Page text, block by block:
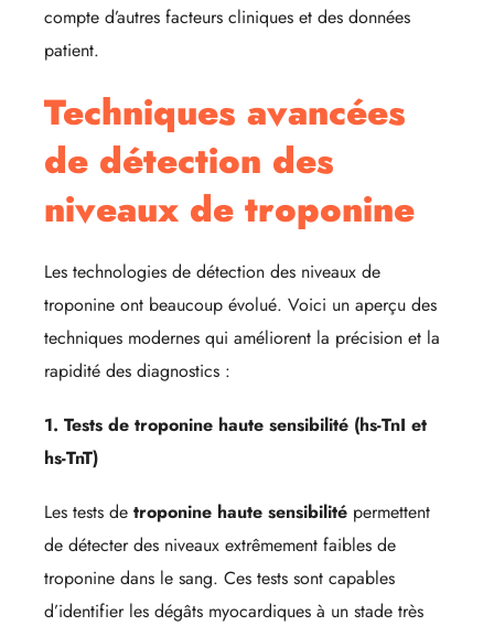
compte d’autres facteurs cliniques et des données
patient.
Techniques avancées
de détection des
niveaux de troponine
Les technologies de détection des niveaux de
troponine ont beaucoup évolué. Voici un aperçu des
techniques modernes qui améliorent la précision et la
rapidité des diagnostics :
1. Tests de troponine haute sensibilité (hs-TnI et
hs-TnT)
Les tests de troponine haute sensibilité permettent
de détecter des niveaux extrêmement faibles de
troponine dans le sang. Ces tests sont capables
d’identifier les dégâts myocardiques à un stade très